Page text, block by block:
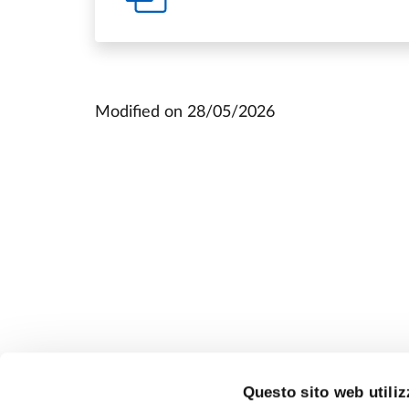
Questo sito web
Modified on28/05/2026